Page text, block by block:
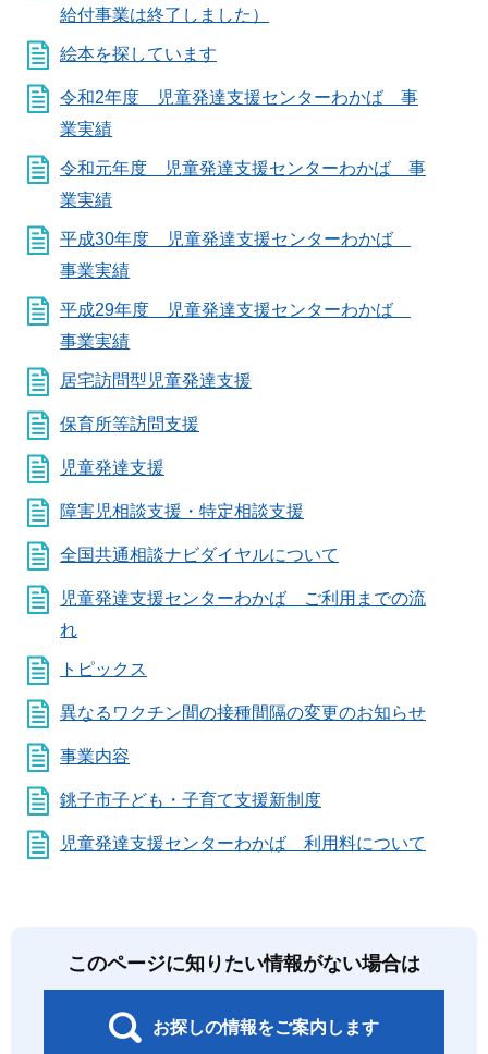
給付事業は終了しました）
絵本を探しています
令和2年度 児童発達支援センターわかば 事
業実績
令和元年度 児童発達支援センターわかば 事
業実績
平成30年度 児童発達支援センターわかば
事業実績
平成29年度 児童発達支援センターわかば
事業実績
居宅訪問型児童発達支援
保育所等訪問支援
児童発達支援
障害児相談支援・特定相談支援
全国共通相談ナビダイヤルについて
児童発達支援センターわかば ご利用までの流
れ
トピックス
異なるワクチン間の接種間隔の変更のお知らせ
事業内容
銚子市子ども・子育て支援新制度
児童発達支援センターわかば 利用料について
このページに知りたい情報がない場合は
お探しの情報をご案内します